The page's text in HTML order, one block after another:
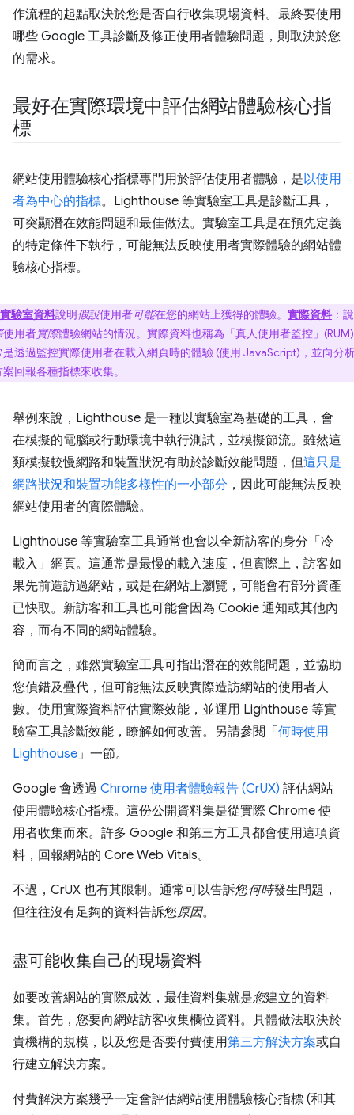
作流程的起點取決於您是否自行收集現場資料。最終要使用
哪些 Google 工具診斷及修正使用者體驗問題，則取決於您
的需求。
最好在實際環境中評估網站體驗核心指
標
網站使用體驗核心指標專門用於評估使用者體驗，是以使用
者為中心的指標。Lighthouse 等實驗室工具是診斷工具，
可突顯潛在效能問題和最佳做法。實驗室工具是在預先定義
的特定條件下執行，可能無法反映使用者實際體驗的網站體
驗核心指標。
實驗室資料說明假設使用者可能在您的網站上獲得的體驗。 實際資料 ：
使用者實際體驗網站的情況。實際資料也稱為「真人使用者監控」
是透過監控實際使用者在載入網頁時的體驗 (使用 JavaScript)，並向分
回報各種指標來收集。
舉例來說，Lighthouse 是一種以實驗室為基礎的工具，會
在模擬的電腦或行動環境中執行測試，並模擬節流。雖然這
類模擬較慢網路和裝置狀況有助於診斷效能問題，但這只是
網路狀況和裝置功能多樣性的一小部分 ，因此可能無法反映
網站使用者的實際體驗。
Lighthouse 等實驗室工具通常也會以全新訪客的身分「冷
載入」網頁。這通常是最慢的載入速度，但實際上，訪客如
果先前造訪過網站，或是在網站上瀏覽，可能會有部分資產
已快取。新訪客和工具也可能會因為 Cookie 通知或其他內
容，而有不同的網站體驗。
簡而言之，雖然實驗室工具可指出潛在的效能問題，並協助
您偵錯及疊代，但可能無法反映實際造訪網站的使用者人
數。使用實際資料評估實際效能，並運用 Lighthouse 等實
驗室工具診斷效能，瞭解如何改善。另請參閱「 何時使用
Lighthouse」一節。
Google 會透過 Chrome 使用者體驗報告 (CrUX) 評估網站
使用體驗核心指標。這份公開資料集是從實際 Chrome 使
用者收集而來。許多 Google 和第三方工具都會使用這項資
料，回報網站的 Core Web Vitals。
不過，CrUX 也有其限制。通常可以告訴您何時發生問題，
但往往沒有足夠的資料告訴您原因。
盡可能收集自己的現場資料
如要改善網站的實際成效，最佳資料集就是您建立的資料
集。首先，您要向網站訪客收集欄位資料。具體做法取決於
貴機構的規模，以及您是否要付費使用第三方解決方案或自
行建立解決方案。
付費解決方案幾乎一定會評估網站使用體驗核心指標 (和其